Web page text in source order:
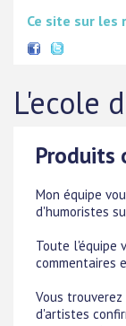
Ce site sur les
L'ecole
Produits
Mon équipe
d'humoristes
Toute l'équipe
commentaires
Vous
d'artistes